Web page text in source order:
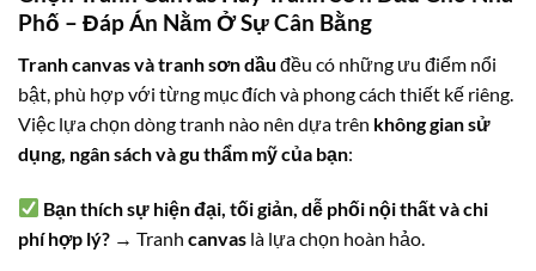
Phố – Đáp Án Nằm Ở Sự Cân Bằng
Tranh canvas và tranh sơn dầu đều có những ưu điểm nổi
bật, phù hợp với từng mục đích và phong cách thiết kế riêng.
Việc lựa chọn dòng tranh nào nên dựa trên không gian sử
dụng, ngân sách và gu thẩm mỹ của bạn:
Bạn thích sự hiện đại, tối giản, dễ phối nội thất và chi
phí hợp lý? → Tranh canvas là lựa chọn hoàn hảo.